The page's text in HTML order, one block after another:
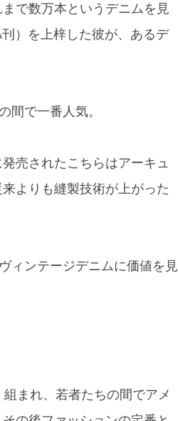
で数万本というデニムを見
）を上梓した彼が、あるデ
間で一番人気。
売されたこちらはアーキュ
よりも縫製技術が上がった
ィンテージデニムに価値を見
まれ、若者たちの間でアメ